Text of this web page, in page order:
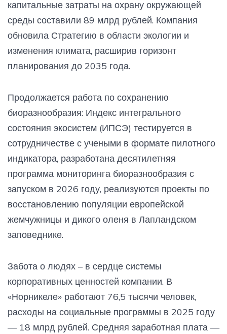
капитальные затраты на охрану окружающей
среды составили 89 млрд рублей. Компания
обновила Стратегию в области экологии и
изменения климата, расширив горизонт
планирования до 2035 года.
Продолжается работа по сохранению
биоразнообразия: Индекс интегрального
состояния экосистем (ИПСЭ) тестируется в
сотрудничестве с учеными в формате пилотного
индикатора, разработана десятилетняя
программа мониторинга биоразнообразия с
запуском в 2026 году, реализуются проекты по
восстановлению популяции европейской
жемчужницы и дикого оленя в Лапландском
заповеднике.
Забота о людях – в сердце системы
корпоративных ценностей компании. В
«Норникеле» работают 76,5 тысячи человек,
расходы на социальные программы в 2025 году
— 18 млрд рублей. Средняя заработная плата —